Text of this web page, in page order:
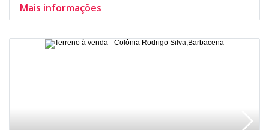
Mais informações